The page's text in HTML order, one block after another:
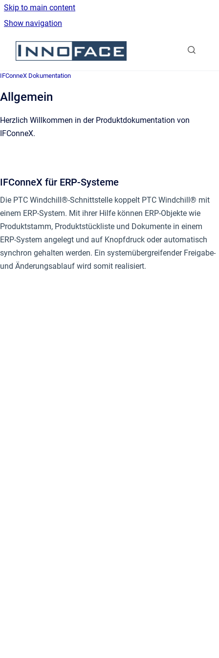
Skip to main content
Show navigation
Go to homepage
IFConneX Dokumentation
Allgemein
Herzlich Willkommen in der Produktdokumentation von
IFConneX.
IFConneX für ERP-Systeme
Die PTC Windchill®-Schnittstelle koppelt PTC Windchill® mit
einem ERP-System. Mit ihrer Hilfe können ERP-Objekte wie
Produktstamm, Produktstückliste und Dokumente in einem
ERP-System angelegt und auf Knopfdruck oder automatisch
synchron gehalten werden. Ein systemübergreifender Freigabe-
und Änderungsablauf wird somit realisiert.